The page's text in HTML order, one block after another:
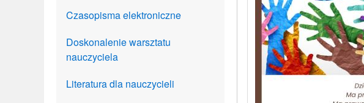
Czasopisma elektroniczne
Doskonalenie warsztatu
nauczyciela
Literatura dla nauczycieli